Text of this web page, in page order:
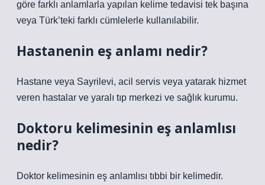
göre farklı anlamlarla yapılan kelime tedavisi tek başına
veya Türk’teki farklı cümlelerle kullanılabilir.
Hastanenin eş anlamı nedir?
Hastane veya Sayrilevi, acil servis veya yatarak hizmet
veren hastalar ve yaralı tıp merkezi ve sağlık kurumu.
Doktoru kelimesinin eş anlamlısı
nedir?
Doktor kelimesinin eş anlamlısı tıbbi bir kelimedir.